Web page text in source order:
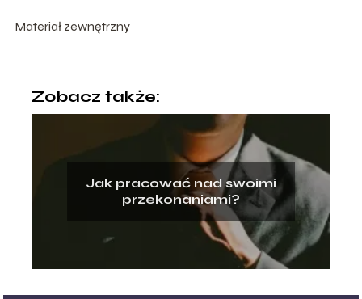
Materiał zewnętrzny
Zobacz także:
Jak pracować nad swoimi
przekonaniami?